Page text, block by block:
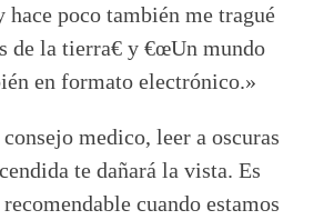
hace poco también me tragué
de la tierra€ y €œUn mundo
en formato electrónico.»
medico, leer a oscuras
te dañará la vista. Es
cuando estamos